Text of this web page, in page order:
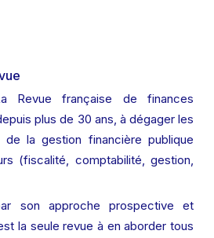
Revue française de finances
plus de 30 ans, à dégager les
la gestion financière publique
(fiscalité, comptabilité, gestion,
son approche prospective et
la seule revue à en aborder tous